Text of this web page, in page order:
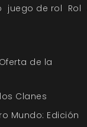
juego de rol Rol
de la
Clanes
Mundo: Edición